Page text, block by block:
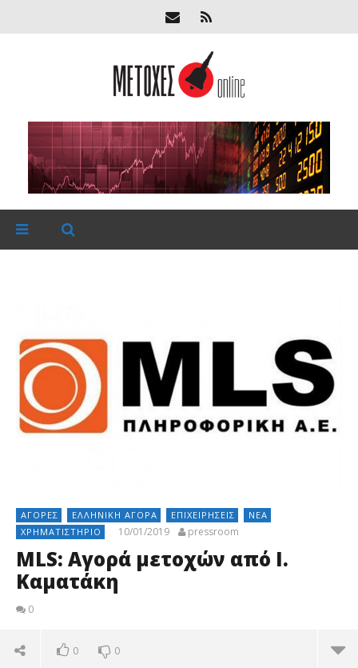
ΑΓΟΡΈΣ ΕΛΛΗΝΙΚΉ ΑΓΟΡΆ ΕΠΙΧΕΙΡΉΣΕΙΣ
ΝΈΑ
ΧΡΗΜΑΤΙΣΤΉΡΙΟ
10/01/2019 pressroom
MLS: Αγορά μετοχών από Ι.
Καματάκη
0
0 0